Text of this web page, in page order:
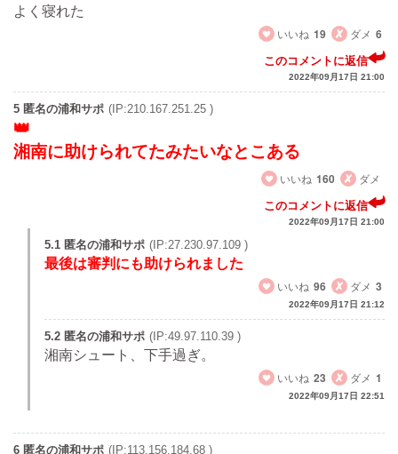
よく寝れた
いいね 19 ダメ 6
このコメントに返信
2022年09月17日 21:00
5 匿名の浦和サポ (IP:210.167.251.25 )
湘南に助けられてたみたいなとこある
いいね 160 ダメ
このコメントに返信
2022年09月17日 21:00
5.1 匿名の浦和サポ (IP:27.230.97.109 )
最後は審判にも助けられました
いいね 96 ダメ 3
2022年09月17日 21:12
5.2 匿名の浦和サポ (IP:49.97.110.39 )
湘南シュート、下手過ぎ。
いいね 23 ダメ 1
2022年09月17日 22:51
6 匿名の浦和サポ (IP:113.156.184.68 )